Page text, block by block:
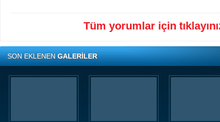
Tüm yorumlar için
SON EKLENENGALERİLER